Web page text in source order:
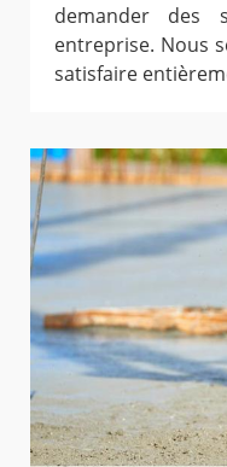
demander des
entreprise. Nous
satisfaire